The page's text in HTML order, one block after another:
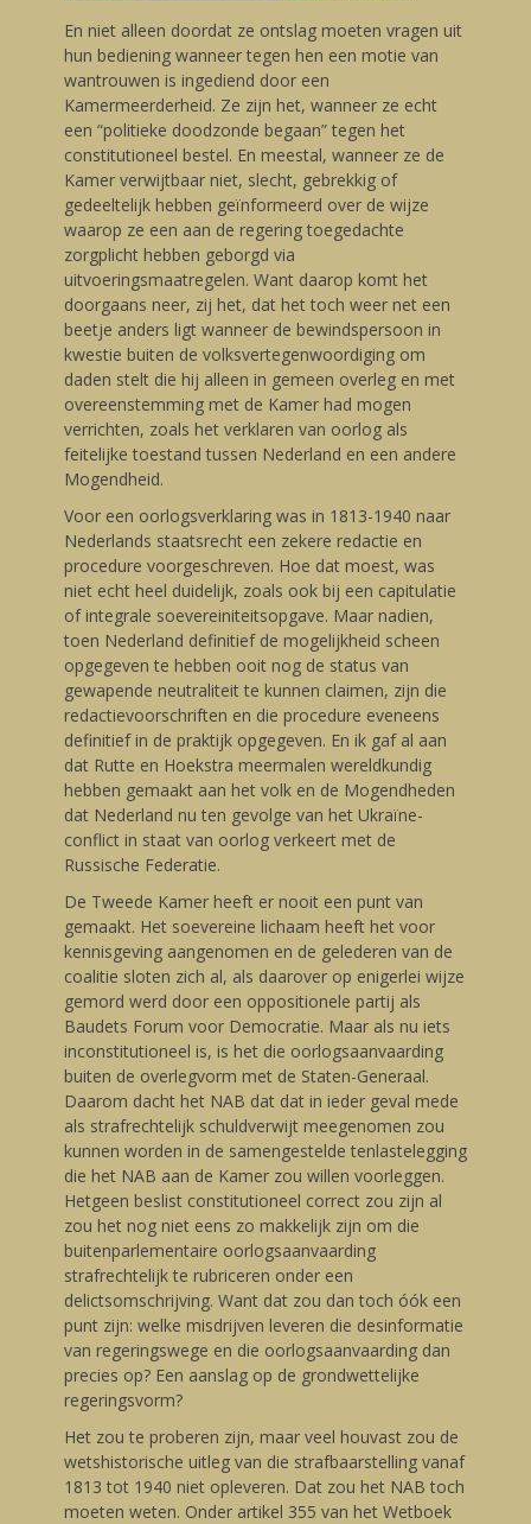
En niet alleen doordat ze ontslag moeten vragen uit
hun bediening wanneer tegen hen een motie van
wantrouwen is ingediend door een
Kamermeerderheid. Ze zijn het, wanneer ze echt
een “politieke doodzonde begaan” tegen het
constitutioneel bestel. En meestal, wanneer ze de
Kamer verwijtbaar niet, slecht, gebrekkig of
gedeeltelijk hebben geïnformeerd over de wijze
waarop ze een aan de regering toegedachte
zorgplicht hebben geborgd via
uitvoeringsmaatregelen. Want daarop komt het
doorgaans neer, zij het, dat het toch weer net een
beetje anders ligt wanneer de bewindspersoon in
kwestie buiten de volksvertegenwoordiging om
daden stelt die hij alleen in gemeen overleg en met
overeenstemming met de Kamer had mogen
verrichten, zoals het verklaren van oorlog als
feitelijke toestand tussen Nederland en een andere
Mogendheid.
Voor een oorlogsverklaring was in 1813-1940 naar
Nederlands staatsrecht een zekere redactie en
procedure voorgeschreven. Hoe dat moest, was
niet echt heel duidelijk, zoals ook bij een capitulatie
of integrale soevereiniteitsopgave. Maar nadien,
toen Nederland definitief de mogelijkheid scheen
opgegeven te hebben ooit nog de status van
gewapende neutraliteit te kunnen claimen, zijn die
redactievoorschriften en die procedure eveneens
definitief in de praktijk opgegeven. En ik gaf al aan
dat Rutte en Hoekstra meermalen wereldkundig
hebben gemaakt aan het volk en de Mogendheden
dat Nederland nu ten gevolge van het Ukraïne-
conflict in staat van oorlog verkeert met de
Russische Federatie.
De Tweede Kamer heeft er nooit een punt van
gemaakt. Het soevereine lichaam heeft het voor
kennisgeving aangenomen en de gelederen van de
coalitie sloten zich al, als daarover op enigerlei wijze
gemord werd door een oppositionele partij als
Baudets Forum voor Democratie. Maar als nu iets
inconstitutioneel is, is het die oorlogsaanvaarding
buiten de overlegvorm met de Staten-Generaal.
Daarom dacht het NAB dat dat in ieder geval mede
als strafrechtelijk schuldverwijt meegenomen zou
kunnen worden in de samengestelde tenlastelegging
die het NAB aan de Kamer zou willen voorleggen.
Hetgeen beslist constitutioneel correct zou zijn al
zou het nog niet eens zo makkelijk zijn om die
buitenparlementaire oorlogsaanvaarding
strafrechtelijk te rubriceren onder een
delictsomschrijving. Want dat zou dan toch óók een
punt zijn: welke misdrijven leveren die desinformatie
van regeringswege en die oorlogsaanvaarding dan
precies op? Een aanslag op de grondwettelijke
regeringsvorm?
Het zou te proberen zijn, maar veel houvast zou de
wetshistorische uitleg van die strafbaarstelling vanaf
1813 tot 1940 niet opleveren. Dat zou het NAB toch
moeten weten. Onder artikel 355 van het Wetboek